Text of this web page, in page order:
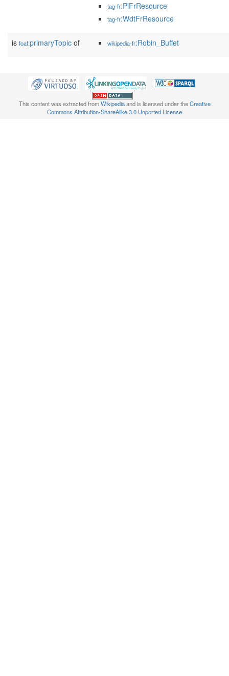
tag-fr:PlFrResource
tag-fr:WdtFrResource
is foaf:primaryTopic of wikipedia-fr:Robin_Buffet
This content was extracted fromWikipediaand is licensed under theCreative
Commons Attribution-ShareAlike 3.0 Unported License